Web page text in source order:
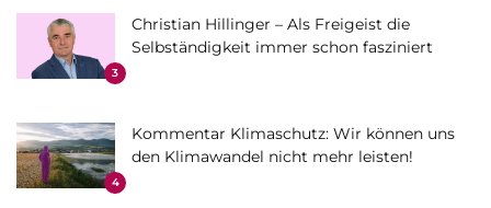
3
Christian Hillinger – Als Freigeist die
Selbständigkeit immer schon fasziniert
4
Kommentar Klimaschutz: Wir können uns
den Klimawandel nicht mehr leisten!